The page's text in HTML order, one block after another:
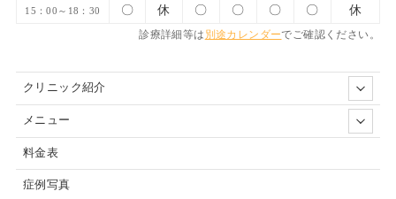
15：00～18：30 〇 休 〇 〇 〇 〇 休
診療詳細等は 別途カレンダーでご確認ください。
クリニック紹介
メニュー
料金表
症例写真